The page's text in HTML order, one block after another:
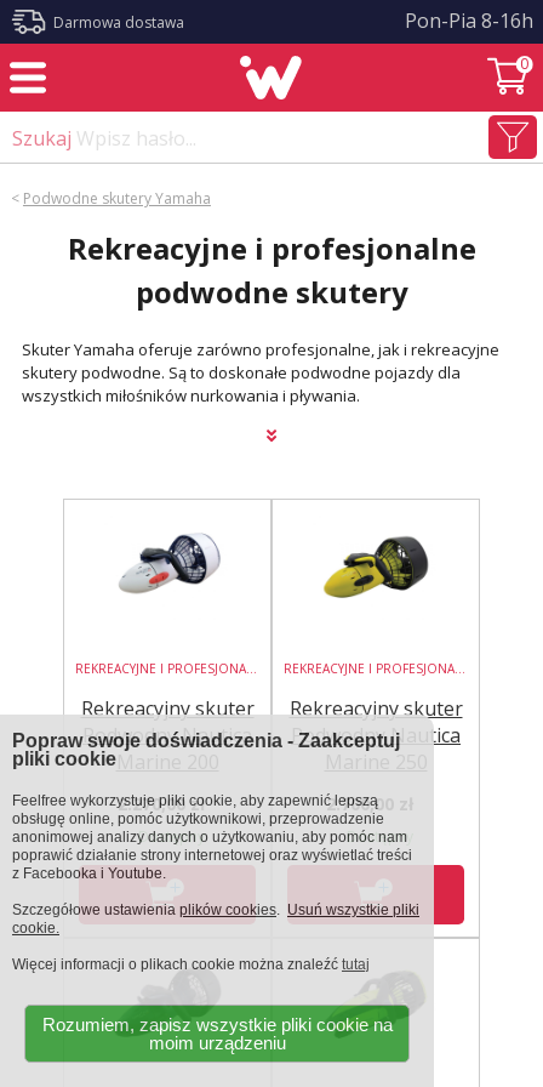
Darmowa dostawa Pon-Pia 8-16h
0
Szukaj Wpisz hasło...
< Podwodne skutery Yamaha
Rekreacyjne i profesjonalne
podwodne skutery
Skuter Yamaha oferuje zarówno profesjonalne, jak i rekreacyjne
skutery podwodne. Są to doskonałe podwodne pojazdy dla
wszystkich miłośników nurkowania i pływania.
REKREACYJNE I PROFESJONALNE PODWODNE SKUTERY
Rekreacyjny skuter
Podwodny Nautica
Marine 200
2.270,00 zł
Dostępny
REKREACYJNE I PROFESJONALNE PODWODNE SKUTERY
Rekreacyjny skuter
Podwodny Nautica
2.700,00 zł
Dostępny
Popraw swoje doświadczenia - Zaakceptuj
pliki cookie
Feelfree wykorzystuje pliki cookie, aby zapewnić lepszą
obsługę online, pomóc użytkownikowi, przeprowadzenie
anonimowej analizy danych o użytkowaniu, aby pomóc nam
poprawić działanie strony internetowej oraz wyświetlać treści
z Facebooka i Youtube.
Szczegółowe ustawienia plików cookies. Usuń wszystkie pliki
cookie.
Więcej informacji o plikach cookie można znaleźć tutaj
Rozumiem, zapisz wszystkie pliki cookie na
moim urządzeniu
?>